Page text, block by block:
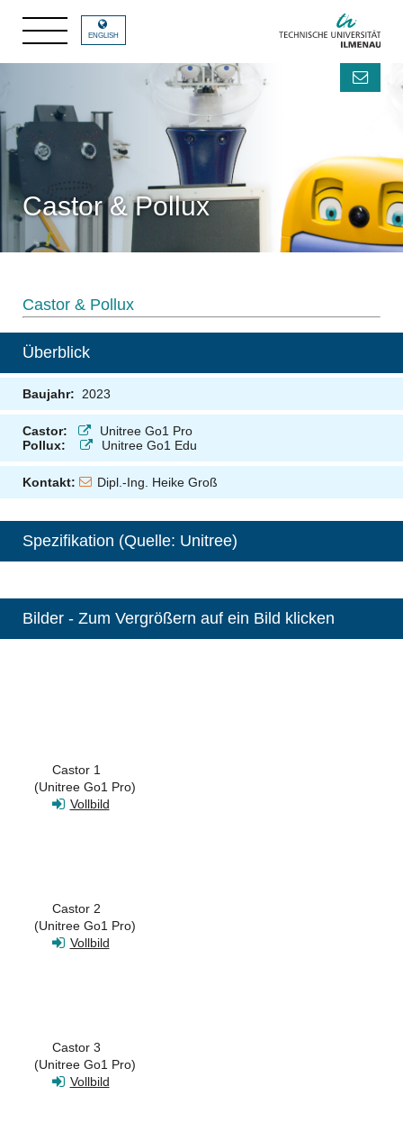
ENGLISH
Castor & Pollux
Castor & Pollux
Überblick
Baujahr: 2023
Castor:
Unitree Go1 Pro
Pollux:
Unitree Go1 Edu
Kontakt: Dipl.-Ing. Heike Groß
Spezifikation (Quelle: Unitree)
Bilder - Zum Vergrößern auf ein Bild klicken
Castor 1
(Unitree Go1 Pro)
Vollbild
Castor 2
(Unitree Go1 Pro)
Vollbild
Castor 3
(Unitree Go1 Pro)
Vollbild